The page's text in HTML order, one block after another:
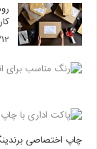
چاپ اختصاصی